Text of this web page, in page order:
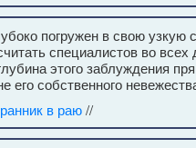
погружен в свою узкую
специалистов во всех
этого заблуждения
его собственного
в раю//